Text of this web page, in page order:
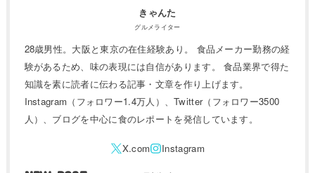
きゃんた
グルメライター
28歳男性。大阪と東京の在住経験あり。 食品メーカー勤務の経
験があるため、味の表現には自信があります。 食品業界で得た
知識を素に読者に伝わる記事・文章を作り上げます。
Instagram（フォロワー1.4万人）、Twitter（フォロワー3500
人）、ブログを中心に食のレポートを発信しています。